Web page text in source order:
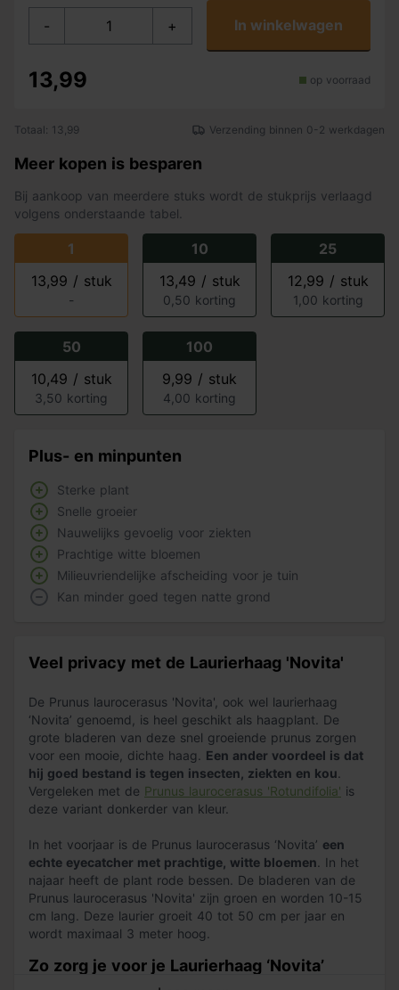
- + In winkelwagen
13,99 op voorraad
Totaal: 13,99 Verzending binnen 0-2 werkdagen
Meer kopen is besparen
Bij aankoop van meerdere stuks wordt de stukprijs verlaagd
volgens onderstaande tabel.
1
13,99 / stuk
-
10
13,49 / stuk
0,50 korting
25
12,99 / stuk
1,00 korting
50
10,49 / stuk
3,50 korting
100
9,99 / stuk
4,00 korting
Plus- en minpunten
Sterke plant
Snelle groeier
Nauwelijks gevoelig voor ziekten
Prachtige witte bloemen
Milieuvriendelijke afscheiding voor je tuin
Kan minder goed tegen natte grond
Veel privacy met de Laurierhaag 'Novita'
De Prunus laurocerasus 'Novita', ook wel laurierhaag
‘Novita’ genoemd, is heel geschikt als haagplant. De
grote bladeren van deze snel groeiende prunus zorgen
voor een mooie, dichte haag. Een ander voordeel is dat
hij goed bestand is tegen insecten, ziekten en kou
Vergeleken met de Prunus laurocerasus 'Rotundifolia' is
deze variant donkerder van kleur.
In het voorjaar is de Prunus laurocerasus ‘Novita’ een
echte eyecatcher met prachtige, witte bloemen . In het
najaar heeft de plant rode bessen. De bladeren van de
Prunus laurocerasus 'Novita' zijn groen en worden 10-15
cm lang. Deze laurier groeit 40 tot 50 cm per jaar en
wordt maximaal 3 meter hoog.
Zo zorg je voor je Laurierhaag ‘Novita’